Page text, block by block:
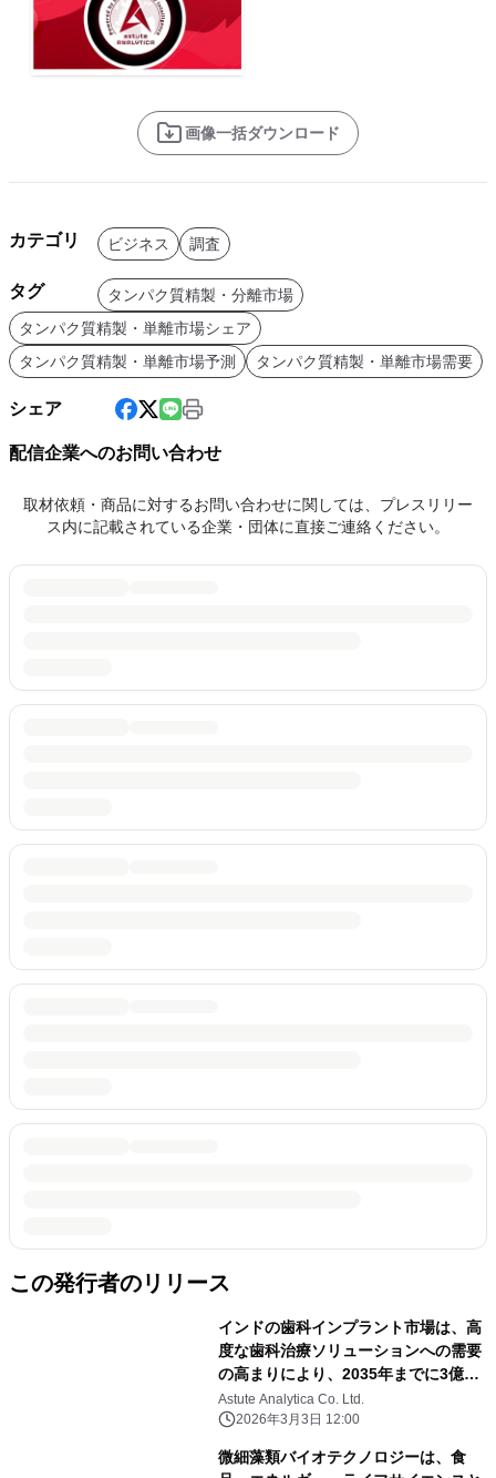
画像一括ダウンロード
カテゴリ ビジネス 調査
タグ
タンパク質精製・分離市場
タンパク質精製・単離市場シェア
タンパク質精製・単離市場予測
タンパク質精製・単離市場需要
シェア
配信企業へのお問い合わせ
取材依頼・商品に対するお問い合わせに関しては、プレスリリー
ス内に記載されている企業・団体に直接ご連絡ください。
この発行者のリリース
インドの歯科インプラント市場は、高
度な歯科治療ソリューションへの需要
の高まりにより、2035年までに3億
710万米ドルに達する見込み。
Astute Analytica Co. Ltd.
2026年3月3日 12:00
微細藻類バイオテクノロジーは、食